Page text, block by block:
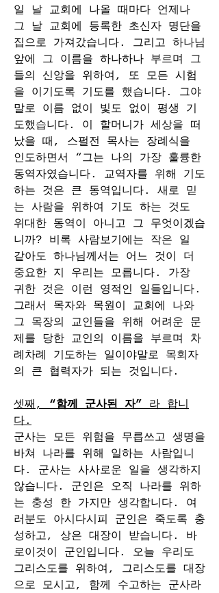
일 날 교회에 나올 때마다 언제나
그 날 교회에 등록한 초신자 명단을
집으로 가져갔습니다. 그리고 하나님
앞에 그 이름을 하나하나 부르며 그
들의 신앙을 위하여, 또 모든 시험
을 이기도록 기도를 했습니다. 그야
말로 이름 없이 빛도 없이 평생 기
도했습니다. 이 할머니가 세상을 떠
났을 때, 스펄전 목사는 장례식을
인도하면서 “그는 나의 가장 훌륭한
동역자였습니다. 교역자를 위해 기도
하는 것은 큰 동역입니다. 새로 믿
는 사람을 위하여 기도 하는 것도
위대한 동역이 아니고 그 무엇이겠습
니까? 비록 사람보기에는 작은 일
같아도 하나님께서는 어느 것이 더
중요한 지 우리는 모릅니다. 가장
귀한 것은 이런 영적인 일들입니다.
그래서 목자와 목원이 교회에 나와
그 목장의 교인들을 위해 어려운 문
제를 당한 교인의 이름을 부르며 차
례차례 기도하는 일이야말로 목회자
의 큰 협력자가 되는 것입니다.
셋째, “함께 군사된 자”
라 합니
다.
군사는 모든 위험을 무릅쓰고 생명을
바쳐 나라를 위해 일하는 사람입니
다. 군사는 사사로운 일을 생각하지
않습니다. 군인은 오직 나라를 위하
는 충성 한 가지만 생각합니다. 여
러분도 아시다시피 군인은 죽도록 충
성하고, 상은 대장이 받습니다. 바
로이것이 군인입니다. 오늘 우리도
그리스도를 위하여, 그리스도를 대장
으로 모시고, 함께 수고하는 군사라